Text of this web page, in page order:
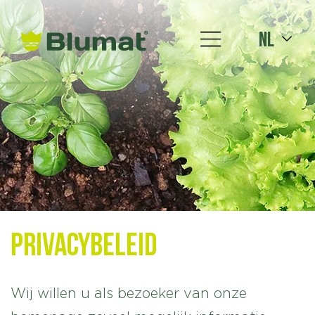
nl
Privacybeleid
Wij willen u als bezoeker van onze